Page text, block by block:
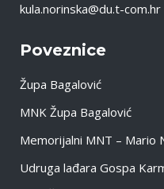
kula.norinska@du.t-com.hr
Poveznice
Župa Bagalović
MNK Župa Bagalović
Memorijalni MNT – Mario
Udruga lađara Gospa